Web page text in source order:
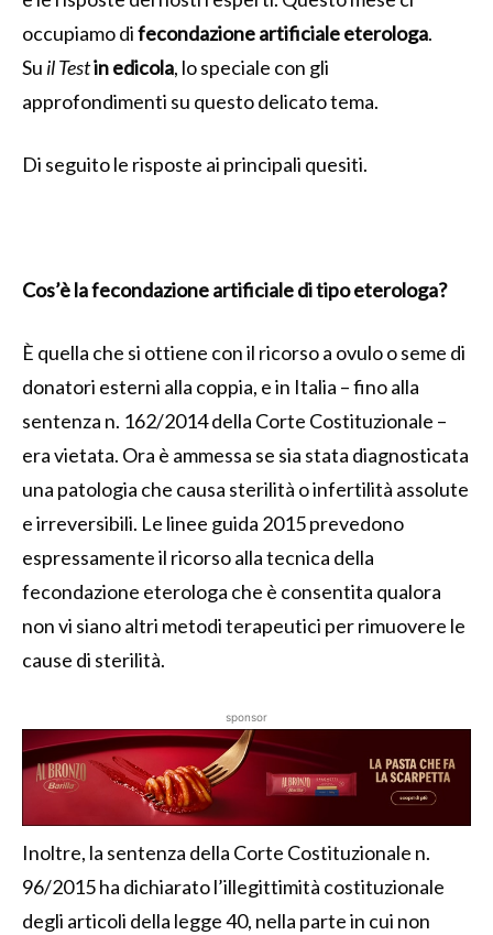
occupiamo difecondazione artificiale eterologa.
Su il Testin edicola, lo speciale con gli
approfondimenti su questo delicato tema.
Di seguito le risposte ai principali quesiti.
Cos’è la fecondazione artificiale di tipo eterologa?
È quella che si ottiene con il ricorso a ovulo o seme di
donatori esterni alla coppia, e in Italia – fino alla
sentenza n. 162/2014 della Corte Costituzionale –
era vietata. Ora è ammessa se sia stata diagnosticata
una patologia che causa sterilità o infertilità assolute
e irreversibili. Le linee guida 2015 prevedono
espressamente il ricorso alla tecnica della
fecondazione eterologa che è consentita qualora
non vi siano altri metodi terapeutici per rimuovere le
cause di sterilità.
sponsor
Inoltre, la sentenza della Corte Costituzionale n.
96/2015 ha dichiarato l’illegittimità costituzionale
degli articoli della legge 40, nella parte in cui non